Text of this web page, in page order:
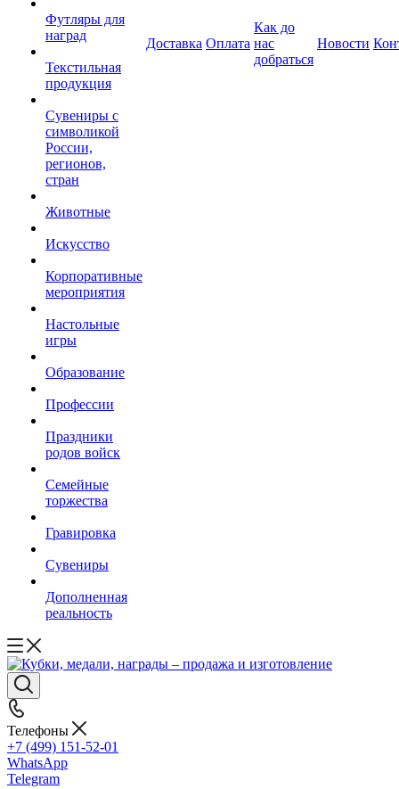
Футляры для
наград
Текстильная
продукция
Сувениры с
символикой
России,
регионов,
стран
Животные
Искусство
Корпоративные
мероприятия
Настольные
игры
Образование
Профессии
Праздники
родов войск
Семейные
торжества
Гравировка
Сувениры
Дополненная
реальность
Доставка Оплата
Как до
нас
добраться
Новости
Телефоны
+7 (499) 151-52-01
WhatsApp
Telegram